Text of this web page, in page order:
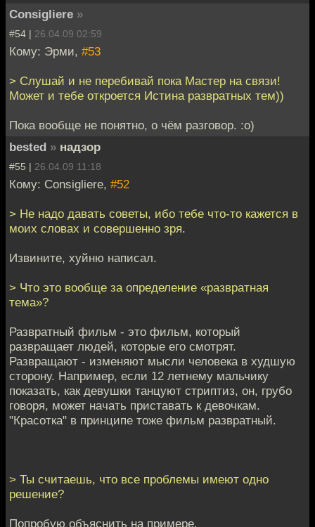
Consigliere »
#54 | 26.04.09 02:59
Кому: Эрми, #53
> Слушай и не перебивай пока Мастер на связи!
Может и тебе откроется Истина развратных тем))
Пока вообще не понятно, о чём разговор. :o)
bested » надзор
#55 | 26.04.09 11:18
Кому: Consigliere, #52
> Не надо давать советы, ибо тебе что-то кажется в
моих словах и совершенно зря.
Извините, хуйню написал.
> Что это вообще за определение «развратная
тема»?
Развратный фильм - это фильм, который
развращает людей, которые его смотрят.
Развращают - изменяют мысли человека в худшую
сторону. Например, если 12 летнему мальчику
показать, как девушки танцуют стриптиз, он, грубо
говоря, может начать приставать к девочкам.
"Красотка" в принципе тоже фильм развратный.
> Ты считаешь, что все проблемы имеют одно
решение?
Попробую объяснить на примере.